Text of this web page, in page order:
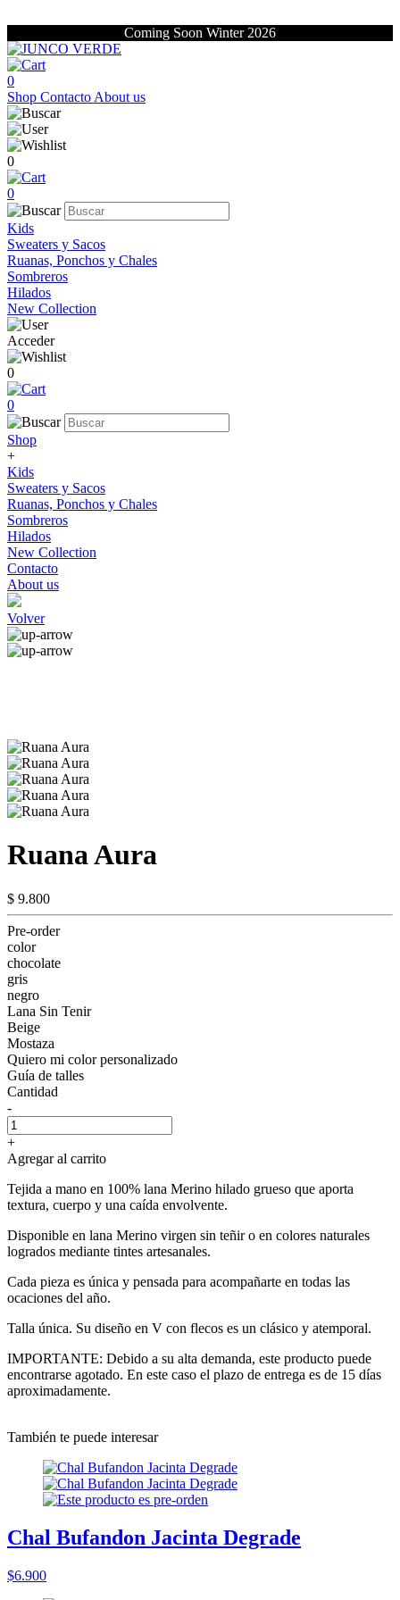
Coming Soon Winter 2026
0
Shop Contacto About us
0
0
Kids
Sweaters y Sacos
Ruanas, Ponchos y Chales
Sombreros
Hilados
New Collection
Acceder
0
0
Shop
+
Kids
Sweaters y Sacos
Ruanas, Ponchos y Chales
Sombreros
Hilados
New Collection
Contacto
About us
Volver
Ruana Aura
$ 9.800
Pre-order
color
chocolate
gris
negro
Lana Sin Tenir
Beige
Mostaza
Quiero mi color personalizado
Guía de talles
Cantidad
-
+
Agregar al carrito
Tejida a mano en 100% lana Merino hilado grueso que aporta
textura, cuerpo y una caída envolvente.
Disponible en lana Merino virgen sin teñir o en colores naturales
logrados mediante tintes artesanales.
Cada pieza es única y pensada para acompañarte en todas las
ocaciones del año.
Talla única. Su diseño en V con flecos es un clásico y atemporal.
IMPORTANTE: Debido a su alta demanda, este producto puede
encontrarse agotado. En este caso el plazo de entrega es de 15 días
aproximadamente.
También te puede interesar
Chal Bufandon Jacinta Degrade
$6.900